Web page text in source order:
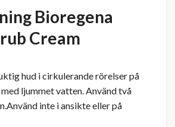
Bioregena
Cream
hud i cirkulerande rörelser på
ljummet vatten. Använd två
inte i ansikte eller på